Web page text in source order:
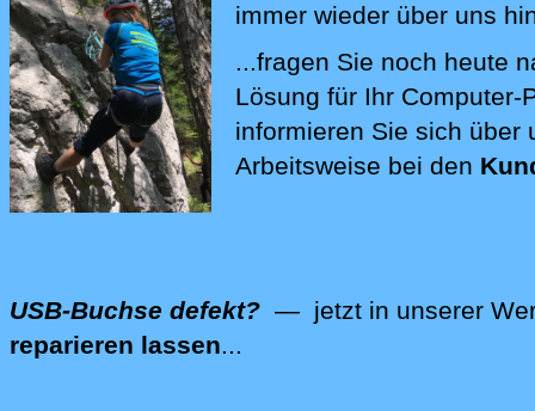
immer wieder über uns
Wir lösen Ihre
...fragen Sie noch heute
Lösung für Ihr
informieren Sie sich über
Arbeitsweise bei den
USB-Buchse defekt? — jetzt in unserer
reparieren lassen...